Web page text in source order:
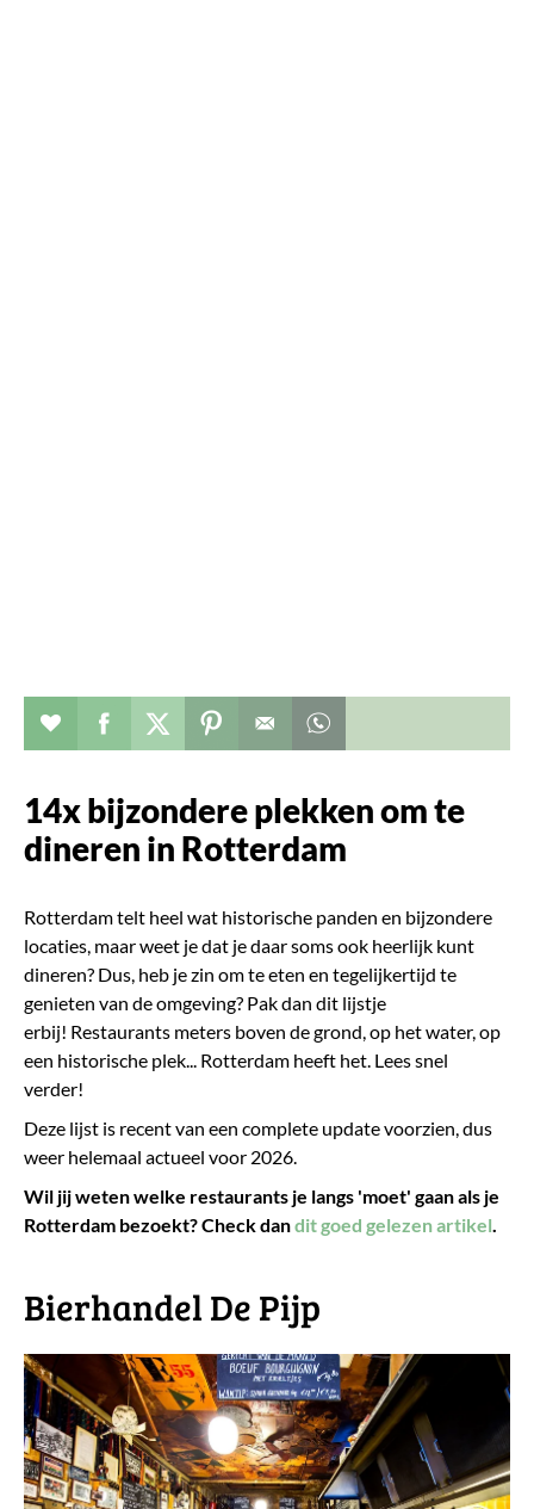
Verhaal toevoegen aan favorieten
Deel dit op facebook
Deel dit op twitter
Deel dit op pinterest
14x bijzondere plekken om te
dineren in Rotterdam
Rotterdam telt heel wat historische panden en bijzondere
locaties, maar weet je dat je daar soms ook heerlijk kunt
dineren? Dus, heb je zin om te eten en tegelijkertijd te
genieten van de omgeving? Pak dan dit lijstje
erbij! Restaurants meters boven de grond, op het water, op
een historische plek... Rotterdam heeft het. Lees snel
verder!
Deze lijst is recent van een complete update voorzien, dus
weer helemaal actueel voor 2026.
Wil jij weten welke restaurants je langs 'moet' gaan als je
Rotterdam bezoekt? Check dandit goed gelezen artikel.
Bierhandel De Pijp